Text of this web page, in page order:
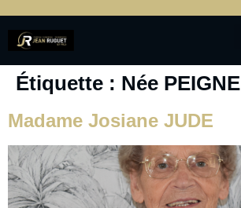
Étiquette : Née PEIGNE
Madame Josiane JUDE